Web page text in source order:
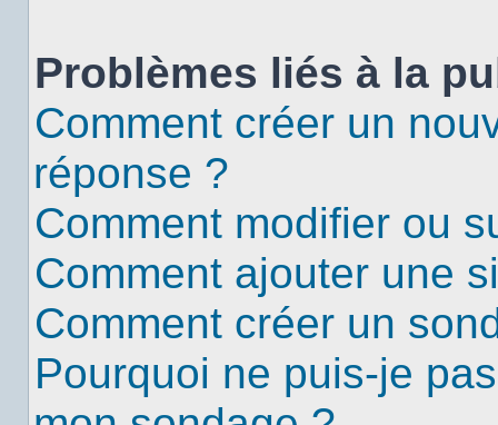
Problèmes liés à la
Comment créer un
réponse ?
Comment modifier ou
Comment ajouter une
Comment créer un
Pourquoi ne puis-je